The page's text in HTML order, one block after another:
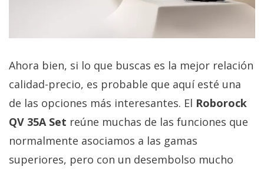
Ahora bien, si lo que buscas es la mejor relación
calidad-precio, es probable que aquí esté una
de las opciones más interesantes. El Roborock
QV 35A Set reúne muchas de las funciones que
normalmente asociamos a las gamas
superiores, pero con un desembolso mucho